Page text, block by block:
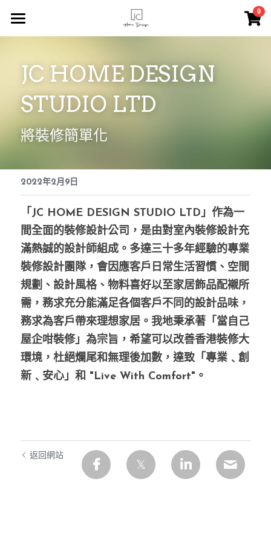
0
索取報價
JC瓷磚
服務介紹
關於我們
聯絡我們
登錄 / 註冊
預約度尺
JC HOME DESIGN
STUDIO LTD
將裝修簡單化
2022年2月9日
「JC HOME DESIGN STUDIO LTD」作為一
間全面的裝修設計公司，是由對室內裝修設計充
滿熱誠的設計師組成。多達三十多年經驗的專業
裝修設計團隊，會因應客戶日常生活習慣、空間
規劃、設計風格、物料喜好以至家居飾品配襯所
需，務求充分能滿足各個客戶不同的設計品味，
務求為客戶帶來理想家居。我地秉承著「當自己
屋企咁裝修」為宗旨，希望可以改善香港裝修大
環境，杜絕爛尾和無理後加數，達致「專業﹑創
新﹑安心」和 "Live With Comfort"。
返回網站
×
商品分類